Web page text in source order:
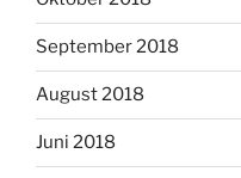
September 2018
August 2018
Juni 2018